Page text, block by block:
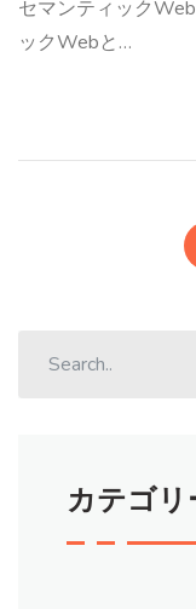
セマンティック
ックWebと…
カテゴリ